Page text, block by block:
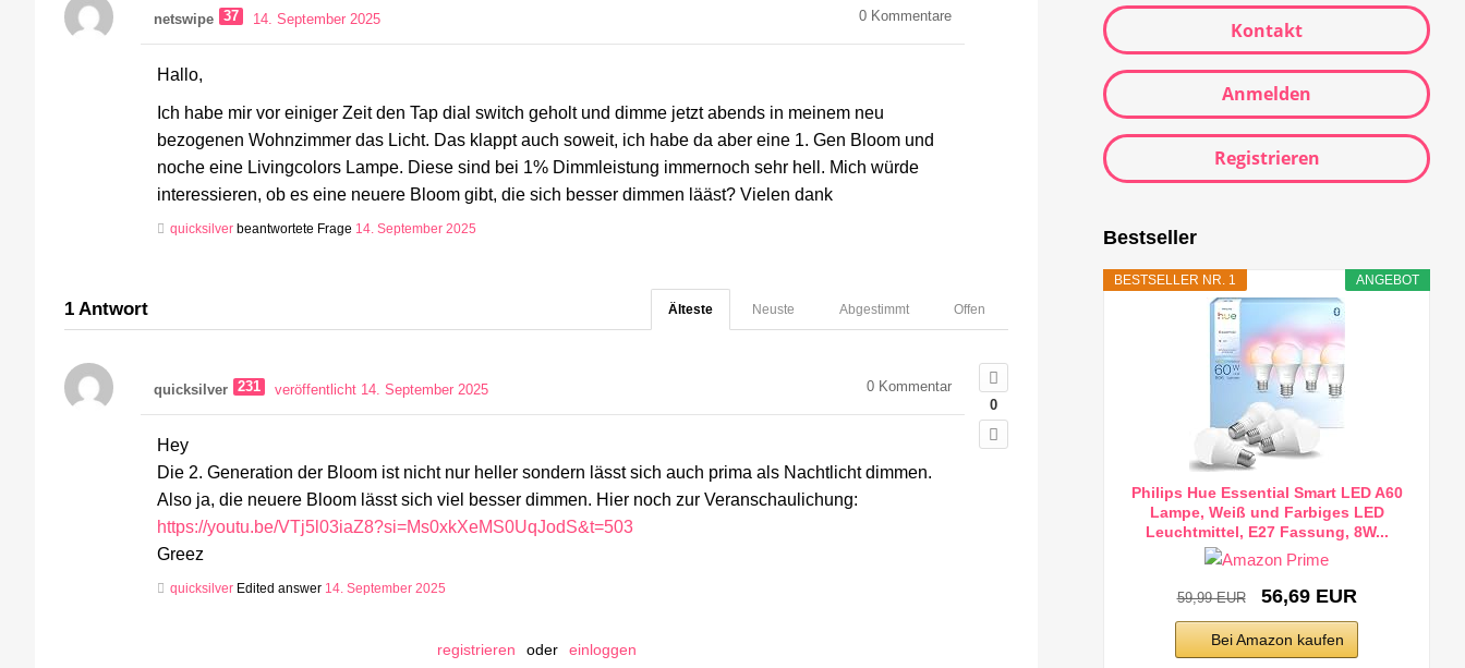
netswipe 37 14. September 2025 0 Kommentare
Hallo,
Ich habe mir vor einiger Zeit den Tap dial switch geholt und dimme jetzt abends in meinem neu
bezogenen Wohnzimmer das Licht. Das klappt auch soweit, ich habe da aber eine 1. Gen Bloom und
noche eine Livingcolors Lampe. Diese sind bei 1% Dimmleistung immernoch sehr hell. Mich würde
interessieren, ob es eine neuere Bloom gibt, die sich besser dimmen lääst? Vielen dank
quicksilver beantwortete Frage 14. September 2025
1 Antwort Offen
Abgestimmt
Neuste
Älteste
0
quicksilver 231 veröffentlicht 14. September 2025 0 Kommentar
Hey
Die 2. Generation der Bloom ist nicht nur heller sondern lässt sich auch prima als Nachtlicht dimmen.
Also ja, die neuere Bloom lässt sich viel besser dimmen. Hier noch zur Veranschaulichung:
https://youtu.be/VTj5l03iaZ8?si=Ms0xkXeMS0UqJodS&t=503
Greez
quicksilver Edited answer 14. September 2025
registrieren oder einloggen
Kontakt
Anmelden
Registrieren
Bestseller
ANGEBOT
BESTSELLER NR. 1
Philips Hue Essential Smart LED A60
Lampe, Weiß und Farbiges LED
Leuchtmittel, E27 Fassung, 8W...
59,99 EUR 56,69 EUR
Bei Amazon kaufen